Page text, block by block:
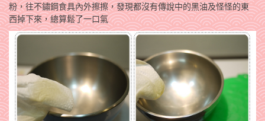
粉，往不鏽鋼食具內外擦擦，發現都沒有傳說中的黑油及怪怪的東
西掉下來，總算鬆了一口氣